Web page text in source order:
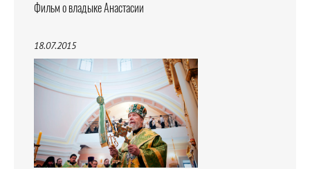
Фильм о владыке Анастасии
18.07.2015